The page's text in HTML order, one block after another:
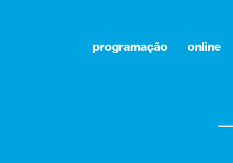
programação online